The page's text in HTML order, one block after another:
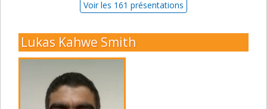
Voir les 161 présentations
Lukas Kahwe Smith